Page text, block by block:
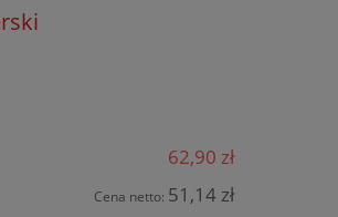
62,90 zł
Cena netto: 51,14 zł